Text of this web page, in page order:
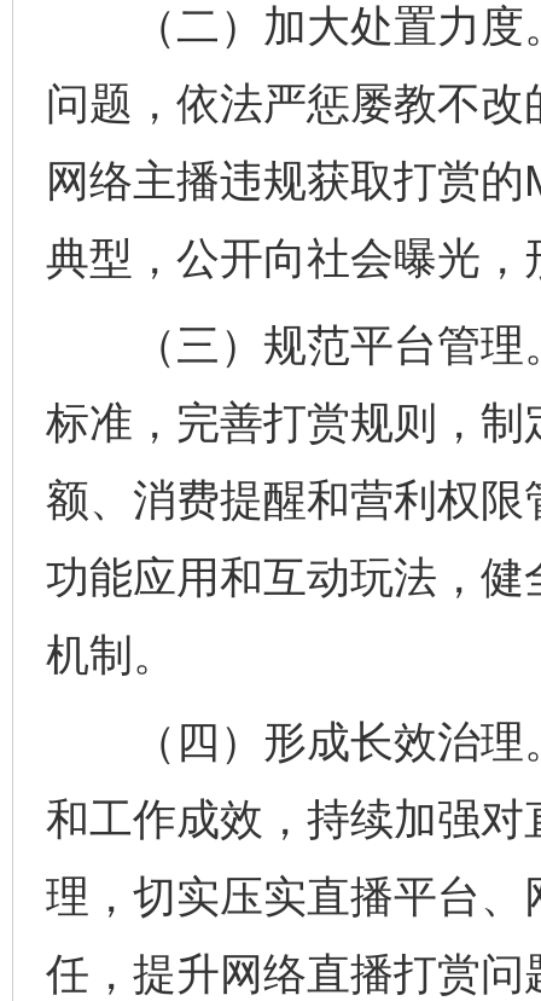
（二）加大处置力度
问题，依法严惩屡教不
网络主播违规获取打赏
典型，公开向社会曝光，
（三）规范平台管理
标准，完善打赏规则，
额、消费提醒和营利权
功能应用和互动玩法，
机制。
（四）形成长效治理
和工作成效，持续加强
理，切实压实直播平台
任，提升网络直播打赏